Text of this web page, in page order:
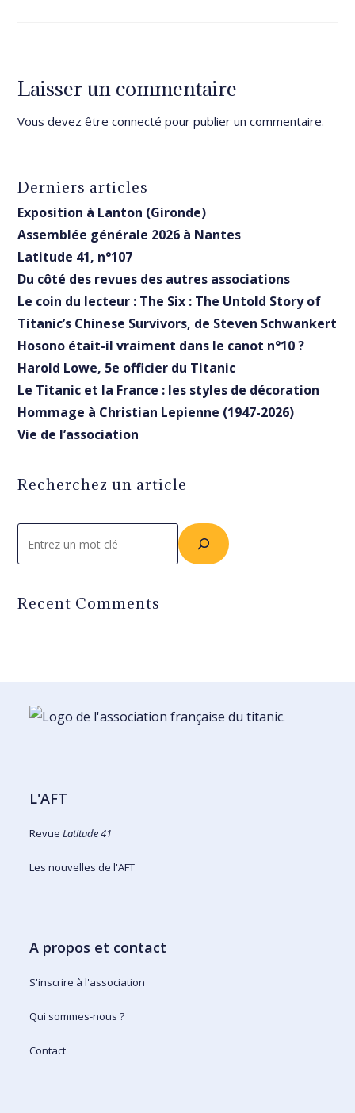
Laisser un commentaire
Vous devez êtreconnecté pour publier un commentaire.
Derniers articles
Exposition à Lanton (Gironde)
Assemblée générale 2026 à Nantes
Latitude 41, n°107
Du côté des revues des autres associations
Le coin du lecteur : The Six : The Untold Story of
Titanic’s Chinese Survivors, de Steven Schwankert
Hosono était-il vraiment dans le canot n°10 ?
Harold Lowe, 5e officier du Titanic
Le Titanic et la France : les styles de décoration
Hommage à Christian Lepienne (1947-2026)
Vie de l’association
Recherchez un article
Recent Comments
L'AFT
RevueLatitude 41
Les nouvelles de l'AFT
A propos et contact
S'inscrire à l'association
Qui sommes-nous ?
Contact